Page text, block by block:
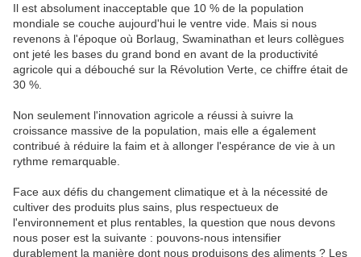
Il est absolument inacceptable que 10 % de la population
mondiale se couche aujourd'hui le ventre vide. Mais si nous
revenons à l'époque où Borlaug, Swaminathan et leurs collègues
ont jeté les bases du grand bond en avant de la productivité
agricole qui a débouché sur la Révolution Verte, ce chiffre était de
30 %.
Non seulement l'innovation agricole a réussi à suivre la
croissance massive de la population, mais elle a également
contribué à réduire la faim et à allonger l'espérance de vie à un
rythme remarquable.
Face aux défis du changement climatique et à la nécessité de
cultiver des produits plus sains, plus respectueux de
l'environnement et plus rentables, la question que nous devons
nous poser est la suivante : pouvons-nous intensifier
durablement la manière dont nous produisons des aliments ? Les